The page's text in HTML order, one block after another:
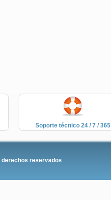
Soporte técnico 24 / 7 / 365
derechos reservados